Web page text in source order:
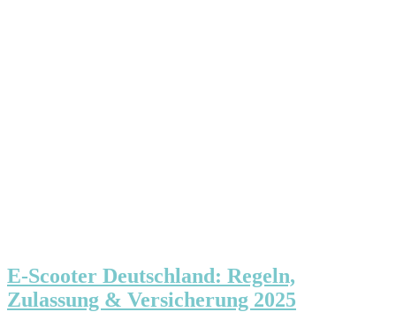
E-Scooter Deutschland: Regeln,
Zulassung & Versicherung 2025